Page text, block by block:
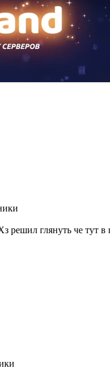
решил глянуть че тут